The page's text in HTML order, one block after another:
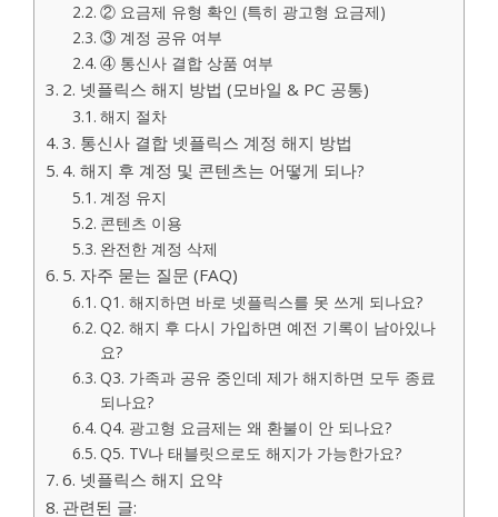
② 요금제 유형 확인 (특히 광고형 요금제)
③ 계정 공유 여부
④ 통신사 결합 상품 여부
2. 넷플릭스 해지 방법 (모바일 & PC 공통)
해지 절차
3. 통신사 결합 넷플릭스 계정 해지 방법
4. 해지 후 계정 및 콘텐츠는 어떻게 되나?
계정 유지
콘텐츠 이용
완전한 계정 삭제
5. 자주 묻는 질문 (FAQ)
Q1. 해지하면 바로 넷플릭스를 못 쓰게 되나요?
Q2. 해지 후 다시 가입하면 예전 기록이 남아있나
요?
Q3. 가족과 공유 중인데 제가 해지하면 모두 종료
되나요?
Q4. 광고형 요금제는 왜 환불이 안 되나요?
Q5. TV나 태블릿으로도 해지가 가능한가요?
6. 넷플릭스 해지 요약
관련된 글: